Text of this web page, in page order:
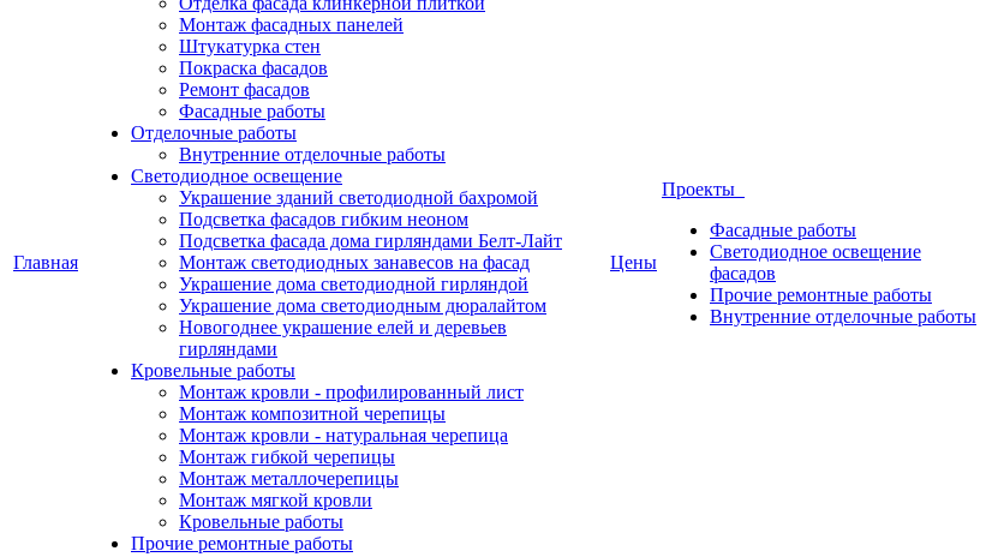
Главная
Монтаж фасадных панелей
Штукатурка стен
Покраска фасадов
Ремонт фасадов
Фасадные работы
Отделочные работы
Внутренние отделочные работы
Светодиодное освещение
Украшение зданий светодиодной бахромой
Подсветка фасадов гибким неоном
Подсветка фасада дома гирляндами Белт-Лайт
Монтаж светодиодных занавесов на фасад
Украшение дома светодиодной гирляндой
Украшение дома светодиодным дюралайтом
Новогоднее украшение елей и деревьев
гирляндами
Кровельные работы
Монтаж кровли - профилированный лист
Монтаж композитной черепицы
Монтаж кровли - натуральная черепица
Монтаж гибкой черепицы
Монтаж металлочерепицы
Монтаж мягкой кровли
Кровельные работы
Прочие ремонтные работы
Цены
Проекты
Фасадные работы
Светодиодное освещение
фасадов
Прочие ремонтные работы
Внутренние отделочные работы